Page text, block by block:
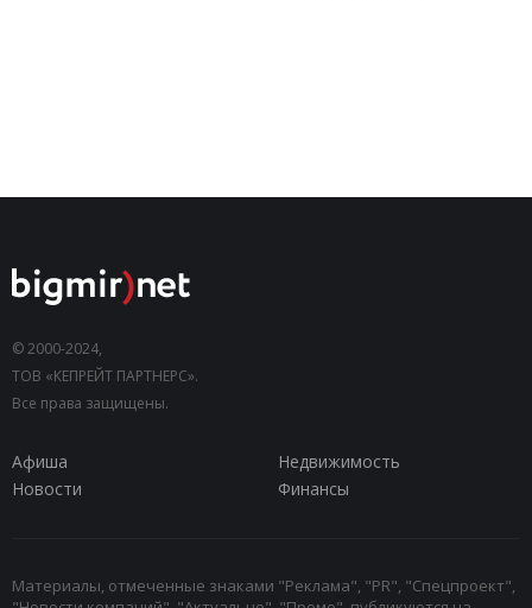
© 2000-2024,
ТОВ «КЕПРЕЙТ ПАРТНЕРС».
Все права защищены.
Афиша
Недвижимость
Новости
Финансы
Материалы, отмеченные знаками "Реклама", "PR", "Спецпроект",